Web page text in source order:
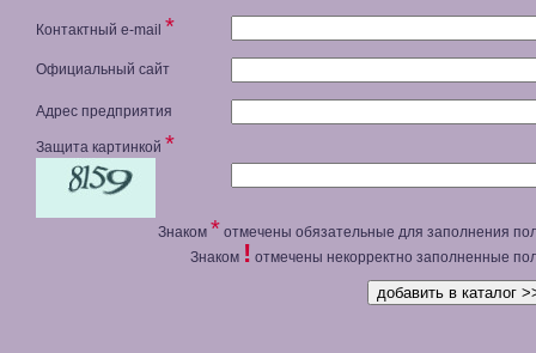
Контактный e-mail *
Официальный сайт
Адрес предприятия
Защита картинкой *
Знаком * отмечены обязательные для заполнения
Знаком ! отмечены некорректно заполненные